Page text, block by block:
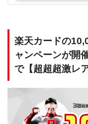
楽天カードの
ャンペーンが開
で【超超超激レ